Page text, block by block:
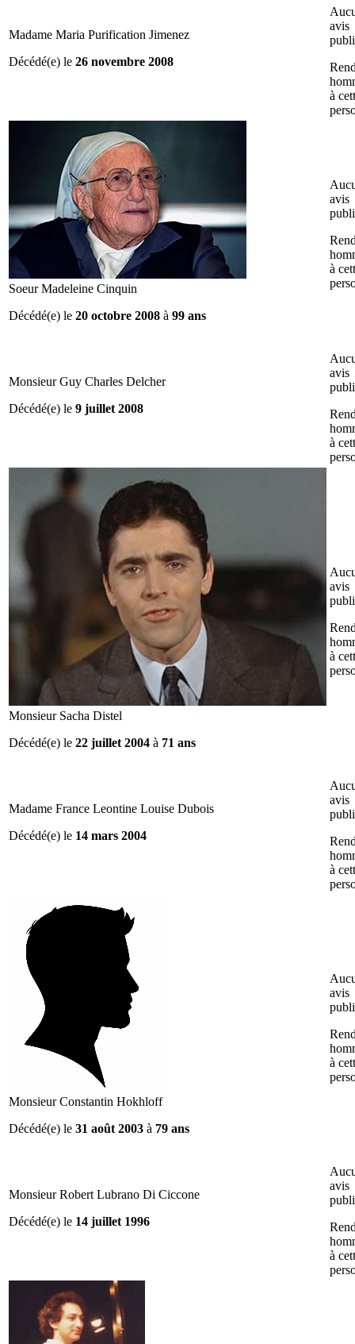
Madame Maria Purification Jimenez
Décédé(e) le 26 novembre 2008
avis
à
Soeur Madeleine Cinquin
Décédé(e) le 20 octobre 2008 à 99 ans
avis
à
Monsieur Guy Charles Delcher
Décédé(e) le 9 juillet 2008
avis
à
Monsieur Sacha Distel
Décédé(e) le 22 juillet 2004 à 71 ans
avis
à
Madame France Leontine Louise Dubois
Décédé(e) le 14 mars 2004
avis
à
Monsieur Constantin Hokhloff
Décédé(e) le 31 août 2003 à 79 ans
avis
à
Monsieur Robert Lubrano Di Ciccone
Décédé(e) le 14 juillet 1996
avis
à